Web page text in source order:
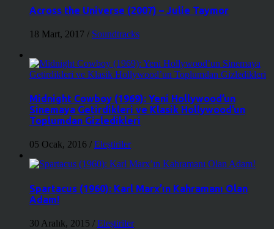
Across the Universe (2007) – Julie Taymor
18 Mart, 2017 / Soundtracks
Midnight Cowboy (1969): Yeni Hollywood’un
Sinemaya Getirdikleri ve Klasik Hollywood’un
Toplumdan Gizledikleri
05 Ocak, 2016 / Eleştiriler
Spartacus (1960): Karl Marx’ın Kahramanı Olan
Adam!
30 Aralık, 2015 / Eleştiriler